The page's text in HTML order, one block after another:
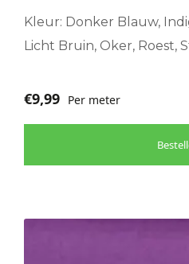
Kleur: Donker Blauw,
Licht Bruin, Oker, Roest,
€9,99 Per meter
worden
op